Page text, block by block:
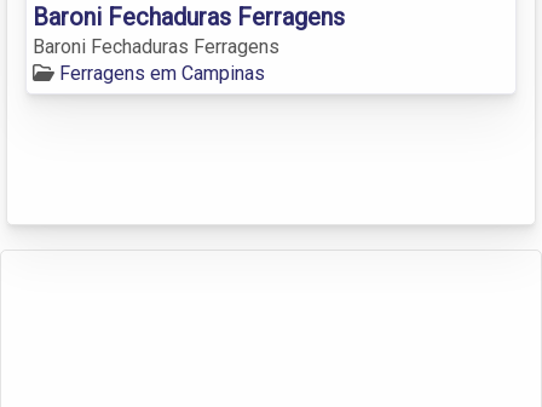
Baroni Fechaduras Ferragens
Baroni Fechaduras Ferragens
Ferragens em Campinas